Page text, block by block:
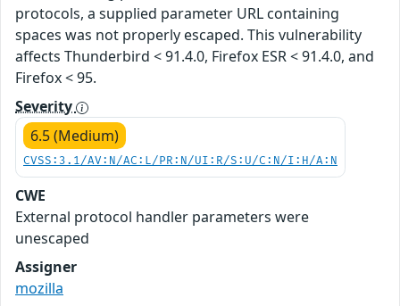
protocols, a supplied parameter URL containing
spaces was not properly escaped. This vulnerability
affects Thunderbird < 91.4.0, Firefox ESR < 91.4.0, and
Firefox < 95.
Severity
6.5 (Medium)
CVSS:3.1/AV:N/AC:L/PR:N/UI:R/S:U/C:N/I:H/A:N
CWE
External protocol handler parameters were
unescaped
Assigner
mozilla